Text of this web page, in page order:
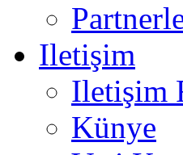
Iletişim
Iletişim
Künye